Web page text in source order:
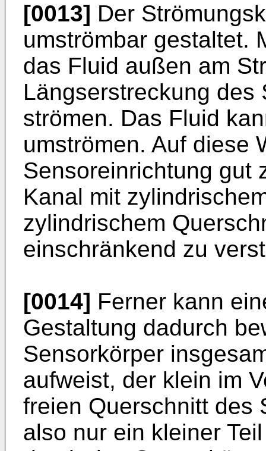
[0013] Der
umströmbar gestaltet.
das Fluid außen am
Längserstreckung des
strömen. Das Fluid
umströmen. Auf diese
Sensoreinrichtung gut
Kanal mit
zylindrischem
einschränkend zu
[0014] Ferner kann
Gestaltung dadurch
Sensorkörper
aufweist, der klein im
freien Querschnitt des
also nur ein kleiner